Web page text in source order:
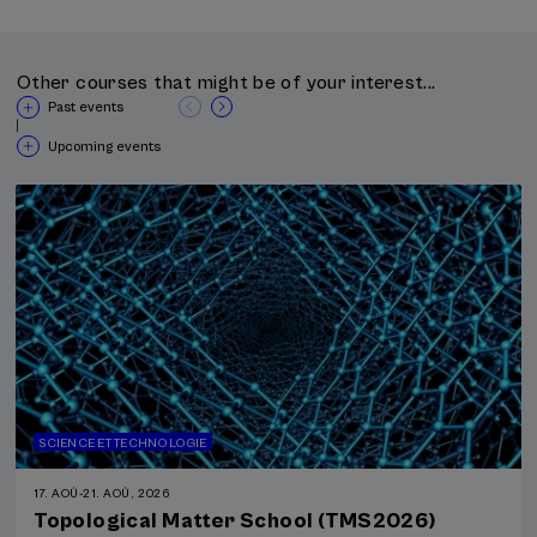
Other courses that might be of your interest...
Past events
Upcoming events
SCIENCE ET TECHNOLOGIE
17. AOÛ-21. AOÛ, 2026
Topological Matter School (TMS2026)